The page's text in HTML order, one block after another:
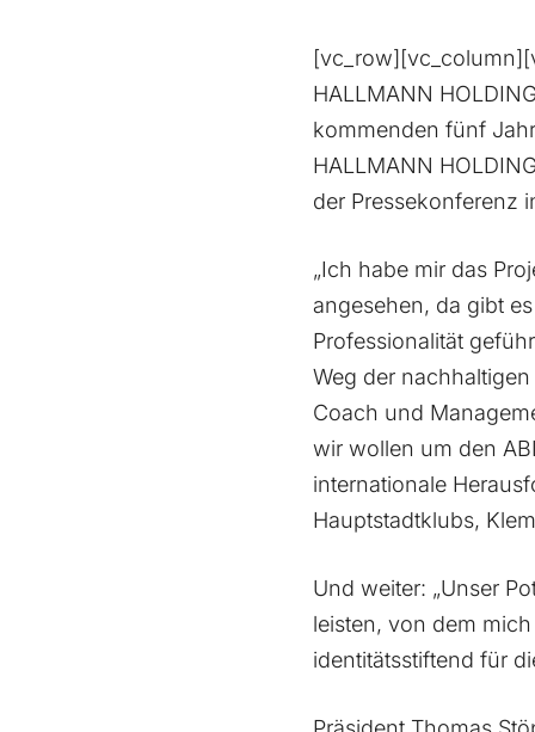
HALLMANN
kommenden fünf
HALLMANN
der Pressekonferenz
„Ich habe mir das
angesehen, da gibt
Professionalität
Weg der
Coach und
wir wollen um den
internationale
Hauptstadtklubs,
Und weiter: „Unser
leisten, von dem
identitätsstiftend für